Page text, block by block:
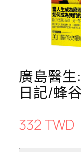
廣島醫
日記/蜂
332 TWD